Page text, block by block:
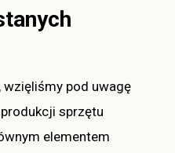
pod uwagę
sprzętu
elementem